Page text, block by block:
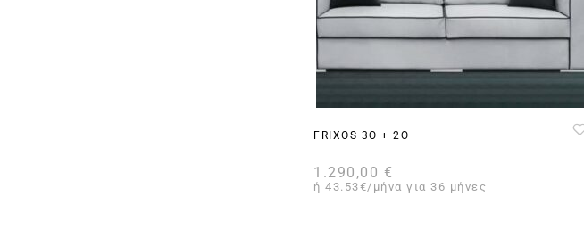
FRIXOS 3Θ + 2Θ
1.290,00 €
ή 43.53€/μήνα για 36 μήνες